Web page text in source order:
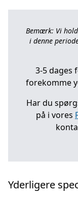
Bemærk: Vi
i denne
3-5 dages
forekomme
Har du
på i vores
Yderligere